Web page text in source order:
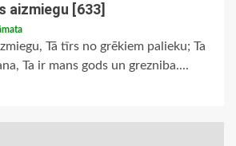
aizmiegu [633]
Tā tīrs no grēkiem palieku; Ta
Ta ir mans gods un grezniba....